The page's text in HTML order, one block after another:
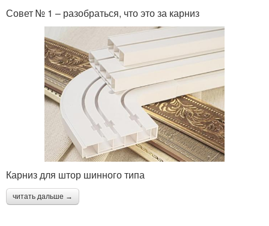
Совет № 1 – разобраться, что это за карниз
Карниз для штор шинного типа
читать дальше →